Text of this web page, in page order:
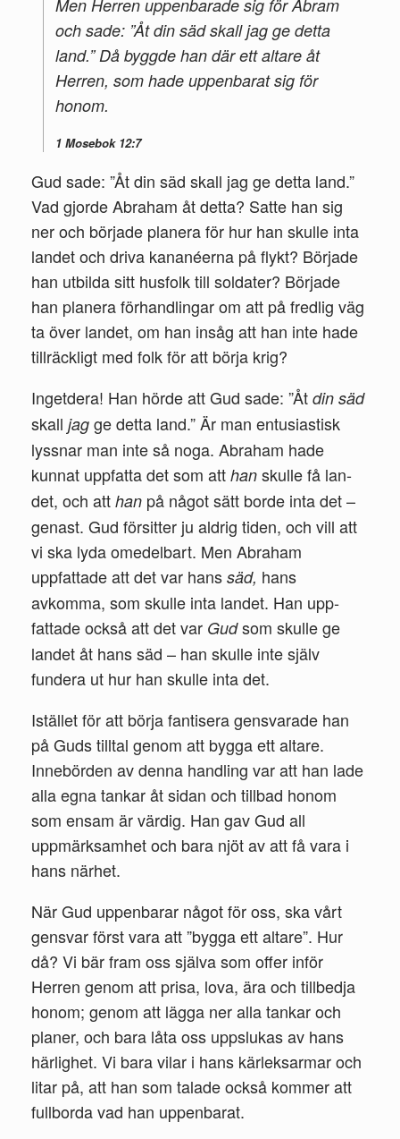
Men Herren uppenbarade sig för Abram
och sade: ”Åt din säd skall jag ge detta
land.” Då byggde han där ett altare åt
Herren, som hade uppenbarat sig för
honom.
1 Mosebok 12:7
Gud sade: ”Åt din säd skall jag ge detta land.”
Vad gjorde Abra­ham åt detta? Satte han sig
ner och började planera för hur han skulle inta
landet och driva kananéerna på flykt? Började
han ut­bilda sitt husfolk till soldater? Började
han pla­nera förhandlingar om att på fredlig väg
ta över landet, om han insåg att han inte hade
tillräckligt med folk för att börja krig?
Ingetdera! Han hörde att Gud sade: ”Åt din säd
skall jag ge detta land.” Är man entusiastisk
lyssnar man inte så noga. Abraham hade
kunnat uppfatta det som att han skulle få lan­
det, och att han på något sätt borde inta det –
genast. Gud för­sitter ju aldrig tiden, och vill att
vi ska lyda omedelbart. Men Abraham
uppfattade att det var hans säd, hans
avkomma, som skulle inta landet. Han upp­
fattade också att det var Gudsom skulle ge
landet åt hans säd – han skulle inte själv
fundera ut hur han skulle inta det.
Istället för att börja fantisera gensvarade han
på Guds tilltal ge­nom att bygga ett altare.
Innebörden av denna handling var att han lade
alla egna tankar åt sidan och tillbad honom
som ensam är vär­dig. Han gav Gud all
uppmärksamhet och bara njöt av att få vara i
hans närhet.
När Gud uppenbarar något för oss, ska vårt
gensvar först vara att ”bygga ett altare”. Hur
då? Vi bär fram oss själva som offer inför
Herren genom att prisa, lova, ära och tillbedja
honom; genom att lägga ner alla tankar och
planer, och bara låta oss uppslukas av hans
härlighet. Vi bara vilar i hans kär­leksarmar och
litar på, att han som talade också kommer att
fullborda vad han uppenbarat.